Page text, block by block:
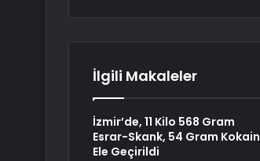
İlgili Makaleler
İzmir’de, 11 Kilo 568 Gram
Esrar-Skank, 54 Gram Kokain
Ele Geçirildi